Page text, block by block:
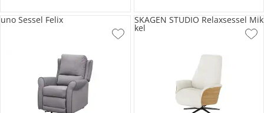
uno Sessel Felix SKAGEN STUDIO Relaxsessel Mik
kel